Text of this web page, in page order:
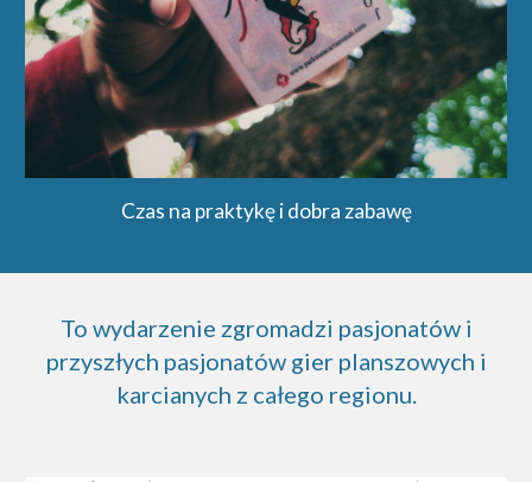
Czas na praktykę i dobra zabawę
To wydarzenie zgromadzi pasjonatów i
przyszłych pasjonatów gier planszowych i
karcianych z całego regionu.